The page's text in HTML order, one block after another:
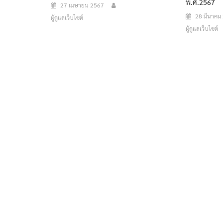
27 เมษายน 2567
ผู้ดูแลเว็บไซต์
พ.ศ.2567
28 มีนาคม
ผู้ดูแลเว็บไซต์